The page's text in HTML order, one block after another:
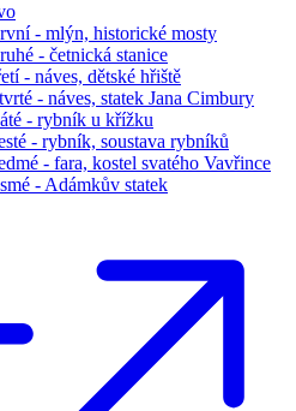
- mlýn, historické mosty
- četnická stanice
- náves, dětské hřiště
- náves, statek Jana Cimbury
- rybník u křížku
- rybník, soustava rybníků
- fara, kostel svatého Vavřince
- Adámkův statek